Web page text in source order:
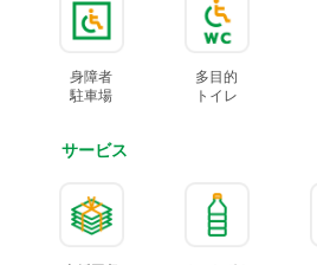
身障者
駐車場
多目的
トイレ
サービス